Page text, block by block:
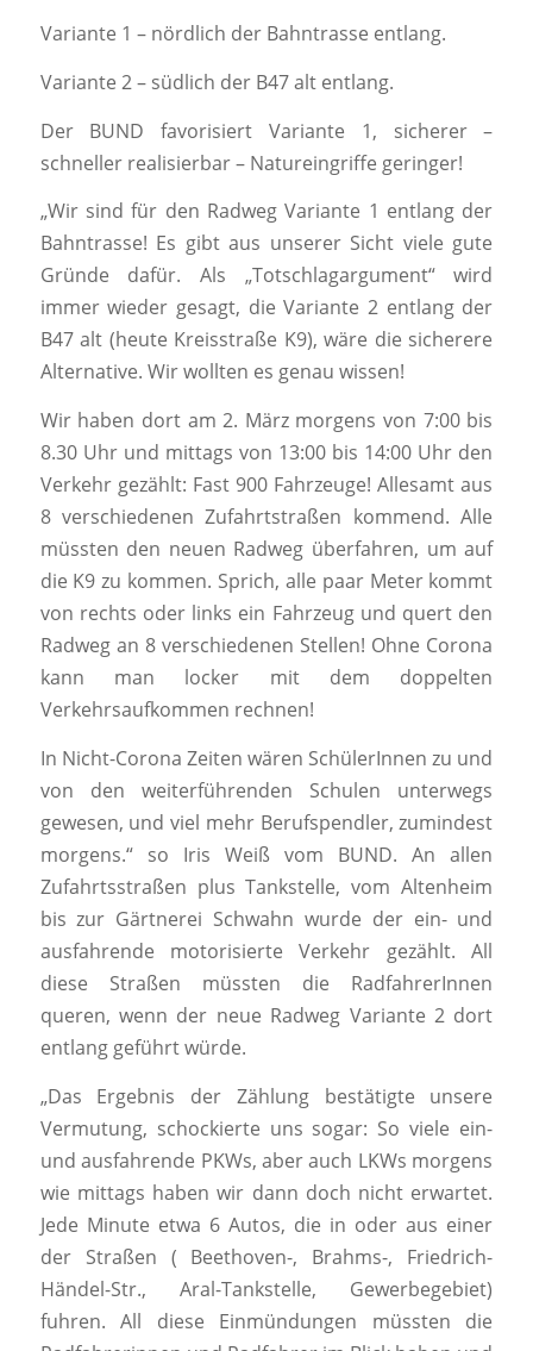
Variante 1 – nördlich der Bahntrasse entlang.
Variante 2 – südlich der B47 alt entlang.
Der BUND favorisiert Variante 1, sicherer –
schneller realisierbar – Natureingriffe geringer!
„Wir sind für den Radweg Variante 1 entlang der
Bahntrasse! Es gibt aus unserer Sicht viele gute
Gründe dafür. Als „Totschlagargument“ wird
immer wieder gesagt, die Variante 2 entlang der
B47 alt (heute Kreisstraße K9), wäre die sicherere
Alternative. Wir wollten es genau wissen!
Wir haben dort am 2. März morgens von 7:00 bis
8.30 Uhr und mittags von 13:00 bis 14:00 Uhr den
Verkehr gezählt: Fast 900 Fahrzeuge! Allesamt aus
8 verschiedenen Zufahrtstraßen kommend. Alle
müssten den neuen Radweg überfahren, um auf
die K9 zu kommen. Sprich, alle paar Meter kommt
von rechts oder links ein Fahrzeug und quert den
Radweg an 8 verschiedenen Stellen! Ohne Corona
kann man locker mit dem doppelten
Verkehrsaufkommen rechnen!
In Nicht-Corona Zeiten wären SchülerInnen zu und
von den weiterführenden Schulen unterwegs
gewesen, und viel mehr Berufspendler, zumindest
morgens.“ so Iris Weiß vom BUND. An allen
Zufahrtsstraßen plus Tankstelle, vom Altenheim
bis zur Gärtnerei Schwahn wurde der ein- und
ausfahrende motorisierte Verkehr gezählt. All
diese Straßen müssten die RadfahrerInnen
queren, wenn der neue Radweg Variante 2 dort
entlang geführt würde.
„Das Ergebnis der Zählung bestätigte unsere
Vermutung, schockierte uns sogar: So viele ein-
und ausfahrende PKWs, aber auch LKWs morgens
wie mittags haben wir dann doch nicht erwartet.
Jede Minute etwa 6 Autos, die in oder aus einer
der Straßen ( Beethoven-, Brahms-, Friedrich-
Händel-Str., Aral-Tankstelle, Gewerbegebiet)
fuhren. All diese Einmündungen müssten die